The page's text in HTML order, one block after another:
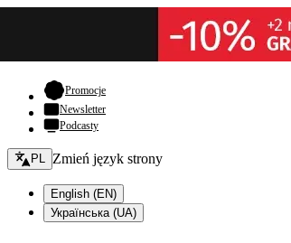
Promocje- otwiera się w nowej karcie
Newsletter
Podcasty
Zmień język - bieżący:
PL Zmień język strony
English (EN)
Українська (UA)